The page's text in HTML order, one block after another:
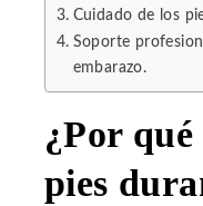
Cuidado de los
Soporte
embarazo.
¿Por
pies